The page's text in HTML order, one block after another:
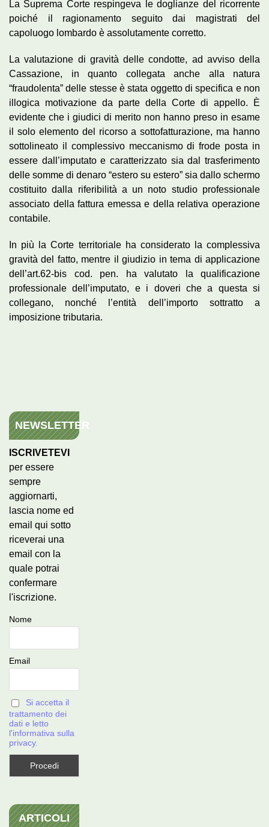
La Suprema Corte respingeva le doglianze del ricorrente
poiché il ragionamento seguito dai magistrati del
capoluogo lombardo è assolutamente corretto.
La valutazione di gravità delle condotte, ad avviso della
Cassazione, in quanto collegata anche alla natura
“fraudolenta” delle stesse è stata oggetto di specifica e non
illogica motivazione da parte della Corte di appello. È
evidente che i giudici di merito non hanno preso in esame
il solo elemento del ricorso a sottofatturazione, ma hanno
sottolineato il complessivo meccanismo di frode posta in
essere dall’imputato e caratterizzato sia dal trasferimento
delle somme di denaro “estero su estero” sia dallo schermo
costituito dalla riferibilità a un noto studio professionale
associato della fattura emessa e della relativa operazione
contabile.
In più la Corte territoriale ha considerato la complessiva
gravità del fatto, mentre il giudizio in tema di applicazione
dell’art.62-bis cod. pen. ha valutato la qualificazione
professionale dell’imputato, e i doveri che a questa si
collegano, nonché l’entità dell’importo sottratto a
imposizione tributaria.
NEWSLETTER
ISCRIVETEVI
per essere
sempre
aggiornarti,
lascia nome ed
email qui sotto
riceverai una
email con la
quale potrai
confermare
l'iscrizione.
Nome
Email
Si accetta il
trattamento dei
dati e letto
l'informativa sulla
privacy.
ARTICOLI